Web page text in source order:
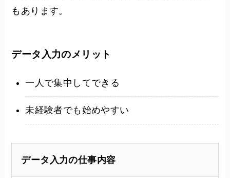
もあります。
データ入力のメリット
一人で集中してできる
未経験者でも始めやすい
データ入力の仕事内容